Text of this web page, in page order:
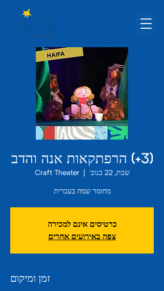
(3+) הרפתקאות אנה והדב
שבת, 22 בנוב׳
  |
Craft Theater
מחזמר שמח בעברית
כרטיסים אינם למכירה
צפה באירועים אחרים
זמן ומיקום